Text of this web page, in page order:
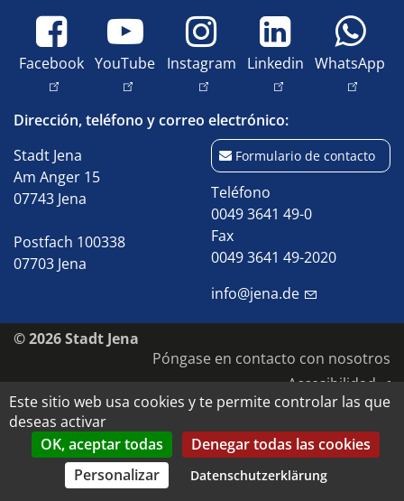
Facebook YouTube Instagram Linkedin WhatsApp
Dirección, teléfono y correo electrónico:
Stadt Jena
Am Anger 15
07743 Jena
Postfach 100338
07703 Jena
Formulario de contacto
Teléfono
0049 3641 49-0
Fax
0049 3641 49-2020
info@jena.de
© 2026 Stadt Jena
Póngase en contacto con nosotros
Accesibilidad
Protección de datos
Pie de imprenta
Derechos de autor y de imagen
Datenschutz-Einstellungen anpassen
Este sitio web usa cookies y te permite controlar las que
deseas activar
OK, aceptar todas
Denegar todas las cookies
Personalizar
Datenschutzerklärung